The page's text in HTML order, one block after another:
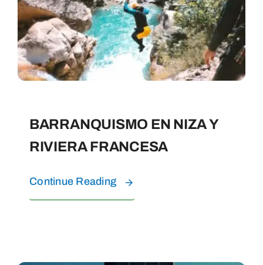
EXPERIENCIAS ACUÁTICAS
FAQ
SOBRE NOSOTROS
RESERVA TUS TOURS
BARRANQUISMO EN NIZA Y
RIVIERA FRANCESA
Continue Reading